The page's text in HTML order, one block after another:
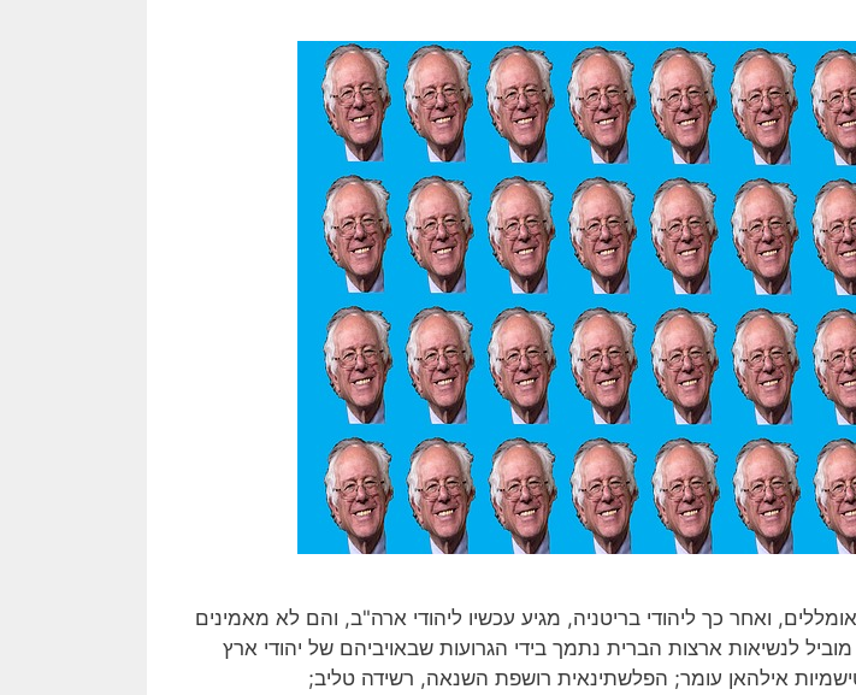
ואחר כך ליהודי בריטניה, מגיע עכשיו ליהודי ארה"ב, והם לא מאמינים
לנשיאות ארצות הברית נתמך בידי הגרועות שבאויביהם של יהודי ארץ
אילהאן עומר; הפלשתינאית רושפת השנאה, רשידה טליב;